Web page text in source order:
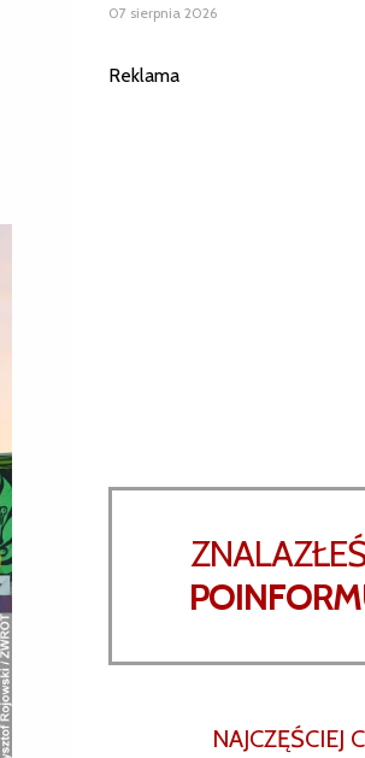
07 sierpnia 2026
Reklama
NAJCZĘŚCIEJ